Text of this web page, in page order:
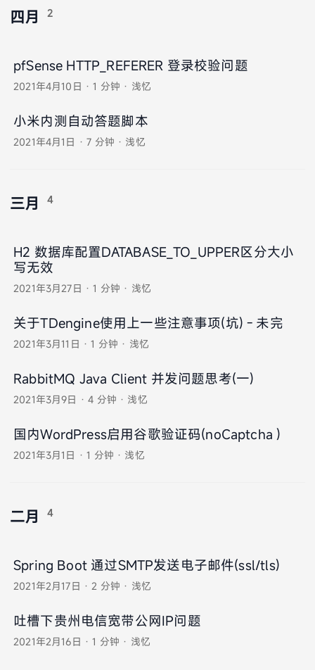
四月 2
pfSense HTTP_REFERER 登录校验问题
2021年4月10日 ·1 分钟 · 浅忆
小米内测自动答题脚本
2021年4月1日 ·7 分钟 · 浅忆
三月 4
H2 数据库配置DATABASE_TO_UPPER区分大小
写无效
2021年3月27日 ·1 分钟 · 浅忆
关于TDengine使用上一些注意事项(坑) - 未完
2021年3月11日 ·1 分钟 · 浅忆
RabbitMQ Java Client 并发问题思考(一)
2021年3月9日 ·4 分钟 · 浅忆
国内WordPress启用谷歌验证码(noCaptcha )
2021年3月1日 ·1 分钟 · 浅忆
二月 4
Spring Boot 通过SMTP发送电子邮件(ssl/tls)
2021年2月17日 ·2 分钟 · 浅忆
吐槽下贵州电信宽带公网IP问题
2021年2月16日 ·1 分钟 · 浅忆